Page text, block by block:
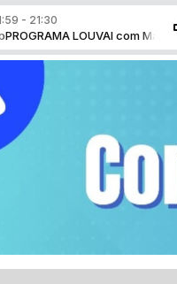
- 21:30
LOUVAI com Marco